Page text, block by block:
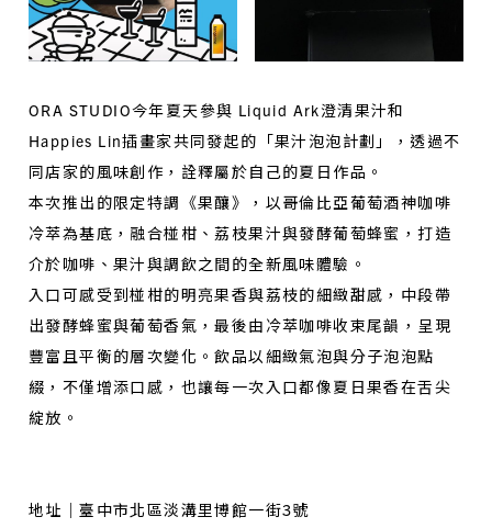
ORA STUDIO今年夏天參與 Liquid Ark澄清果汁和
Happies Lin插畫家共同發起的「果汁泡泡計劃」，透過不
同店家的風味創作，詮釋屬於自己的夏日作品。
本次推出的限定特調《果釀》，以哥倫比亞葡萄酒神咖啡
冷萃為基底，融合椪柑、荔枝果汁與發酵葡萄蜂蜜，打造
介於咖啡、果汁與調飲之間的全新風味體驗。
入口可感受到椪柑的明亮果香與荔枝的細緻甜感，中段帶
出發酵蜂蜜與葡萄香氣，最後由冷萃咖啡收束尾韻，呈現
豐富且平衡的層次變化。飲品以細緻氣泡與分子泡泡點
綴，不僅增添口感，也讓每一次入口都像夏日果香在舌尖
綻放。
地址｜臺中市北區淡溝里博館一街3號